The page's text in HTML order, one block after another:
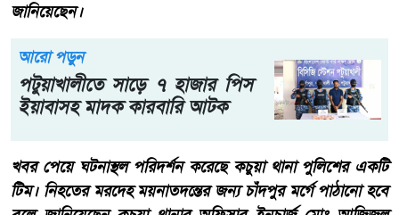
জানিয়েছেন।
আরো পড়ুন
পটুয়াখালীতে সাড়ে ৭ হাজার পিস
ইয়াবাসহ মাদক কারবারি আটক
খবর পেয়ে ঘটনাস্থল পরিদর্শন করেছে কচুয়া থানা পুলিশের একটি
টিম। নিহতের মরদেহ ময়নাতদন্তের জন্য চাঁদপুর মর্গে পাঠানো হবে